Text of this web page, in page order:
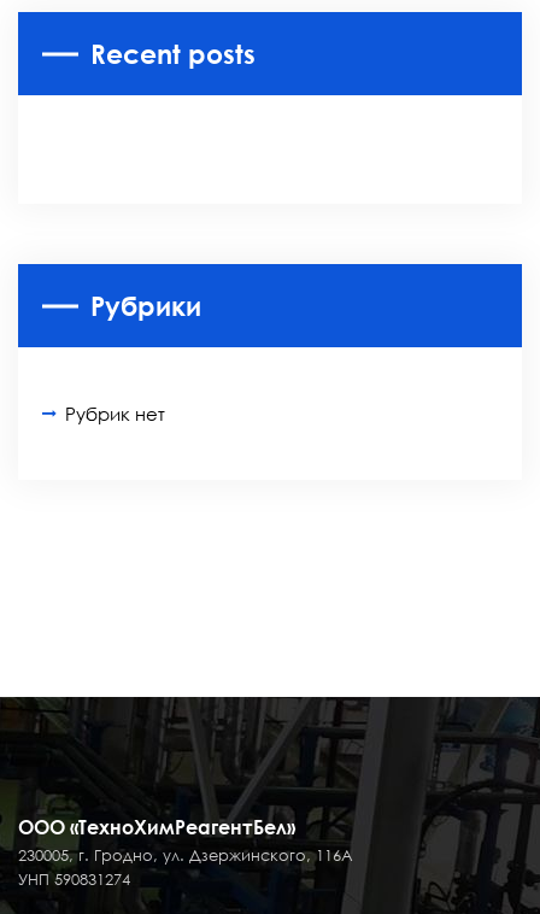
Recent posts
Рубрики
Рубрик нет
ООО «ТехноХимРеагентБел»
230005, г. Гродно, ул. Дзержинского, 116А
УНП 590831274